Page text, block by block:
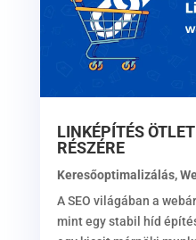
LINKÉPÍTÉS
RÉSZÉRE
Keresőoptimalizálás,
A SEO világában a
mint egy stabil híd